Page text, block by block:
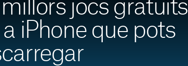
millors jocs gratuïts
iPhone que pots